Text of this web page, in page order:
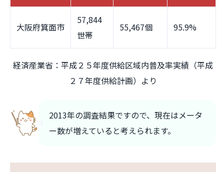
大阪府箕面市
57,844
世帯
55,467個 95.9%
経済産業省：平成２５年度供給区域内普及率実績（平成
２７年度供給計画）より
2013年の調査結果ですので、現在はメータ
ー数が増えていると考えられます。